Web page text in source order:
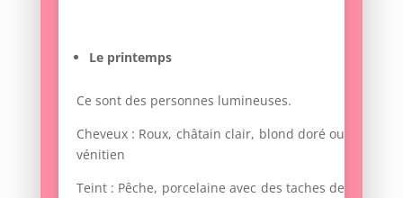
Le printemps
Ce sont des personnes lumineuses.
Cheveux : Roux, châtain clair, blond doré ou
vénitien
Teint : Pêche, porcelaine avec des taches de